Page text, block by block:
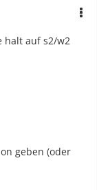
halt auf s2/w2
geben (oder